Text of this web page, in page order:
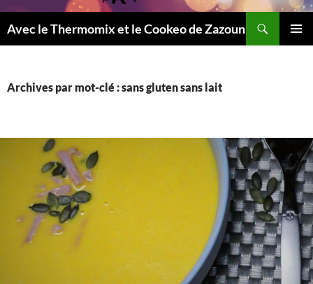
Avec le Thermomix et le Cookeo de Zazoun
Archives par mot-clé : sans gluten sans lait